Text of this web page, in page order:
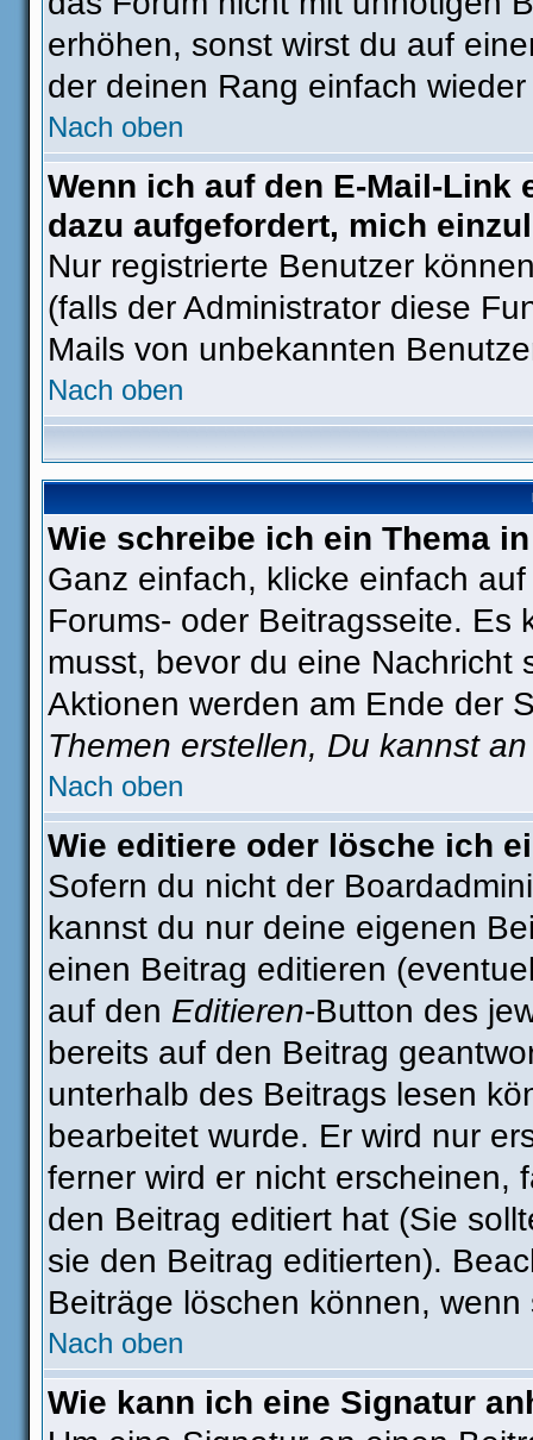
erhöhen, sonst wirst du auf
der deinen Rang einfach
Nach oben
Wenn ich auf den E-Mail-
dazu aufgefordert, mich
Nur registrierte Benutzer
(falls der Administrator diese
Mails von unbekannten
Nach oben
Wie schreibe ich ein Thema
Ganz einfach, klicke einfach
Forums- oder Beitragsseite. Es
musst, bevor du eine Nachricht
Aktionen werden am Ende der
Themen erstellen, Du kannst
Nach oben
Wie editiere oder lösche ich
Sofern du nicht der
kannst du nur deine eigenen
einen Beitrag editieren
auf den Editieren-Button des
bereits auf den Beitrag
unterhalb des Beitrags lesen
bearbeitet wurde. Er wird nur
ferner wird er nicht erscheinen,
den Beitrag editiert hat (Sie
sie den Beitrag editierten).
Beiträge löschen können,
Nach oben
Wie kann ich eine Signatur